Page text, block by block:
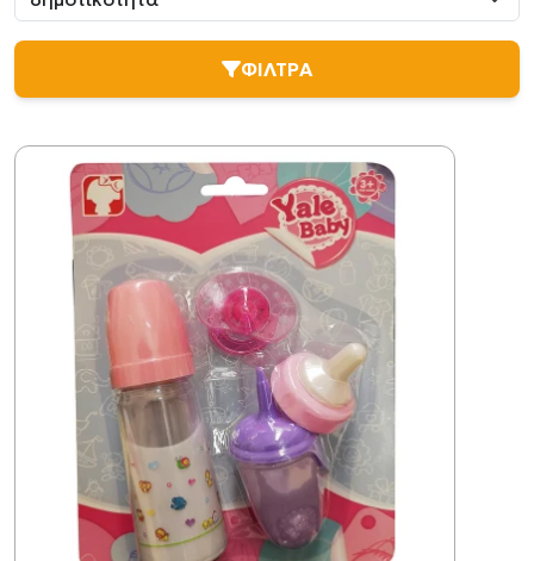
ΦΙΛΤΡΑ